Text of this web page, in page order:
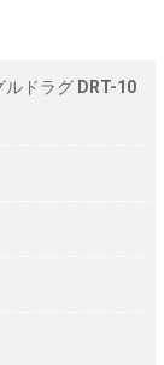
ルドラグ DRT-10